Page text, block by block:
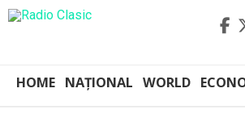
HOME NAȚIONAL WORLD